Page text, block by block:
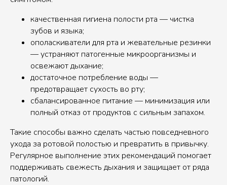
качественная гигиена полости рта — чистка
зубов и языка;
ополаскиватели для рта и жевательные резинки
— устраняют патогенные микроорганизмы и
освежают дыхание;
достаточное потребление воды —
предотвращает сухость во рту;
сбалансированное питание — минимизация или
полный отказ от продуктов с сильным запахом.
Такие способы важно сделать частью повседневного
ухода за ротовой полостью и превратить в привычку.
Регулярное выполнение этих рекомендаций помогает
поддерживать свежесть дыхания и защищает от ряда
патологий.